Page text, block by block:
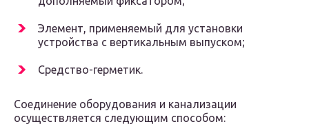
Элемент, применяемый для установки
устройства c вертикальным выпуском;
Средство-герметик.
Соединение оборудования и канализации
осуществляется следующим способом: